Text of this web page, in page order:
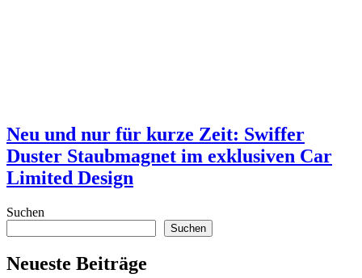
Neu und nur für kurze Zeit: Swiffer
Duster Staubmagnet im exklusiven Car
Limited Design
Suchen
Suchen
Neueste Beiträge